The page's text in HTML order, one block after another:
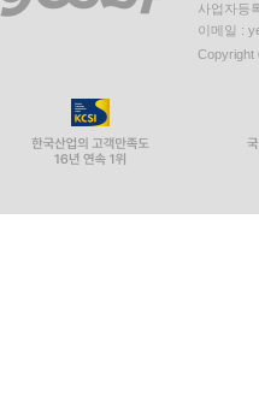
사업자등
이메일 :
Copyright